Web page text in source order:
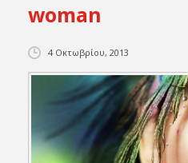
woman
4 Οκτωβρίου, 2013